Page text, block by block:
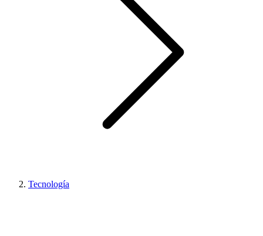
Tecnología